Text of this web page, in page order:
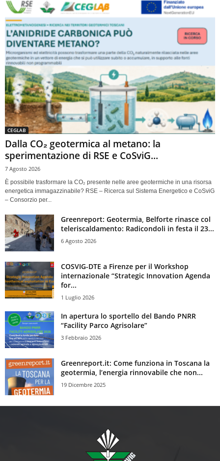
CEGLAB
Dalla CO₂ geotermica al metano: la
sperimentazione di RSE e CoSviG...
7 Agosto 2026
È possibile trasformare la CO₂ presente nelle aree geotermiche in una risorsa
energetica immagazzinabile? RSE – Ricerca sul Sistema Energetico e CoSviG
– Consorzio per...
Greenreport: Geotermia, Belforte rinasce col
teleriscaldamento: Radicondoli in festa il 23...
6 Agosto 2026
COSVIG-DTE a Firenze per il Workshop
internazionale “Strategic Innovation Agenda
for...
1 Luglio 2026
In apertura lo sportello del Bando PNRR
“Facility Parco Agrisolare”
3 Febbraio 2026
Greenreport.it: Come funziona in Toscana la
geotermia, l’energia rinnovabile che non...
19 Dicembre 2025